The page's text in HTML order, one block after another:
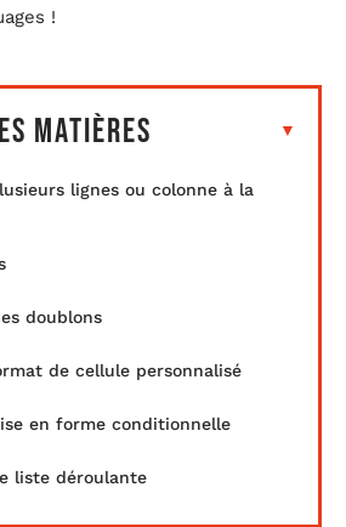
!
matières
lignes ou colonne à la
doublons
de cellule personnalisé
en forme conditionnelle
liste déroulante